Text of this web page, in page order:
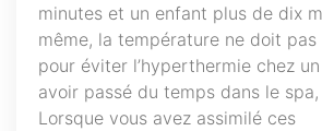
minutes et un enfant plus de dix
même, la température ne doit pas
pour éviter l’hyperthermie chez
avoir passé du temps dans le
Lorsque vous avez assimilé ces